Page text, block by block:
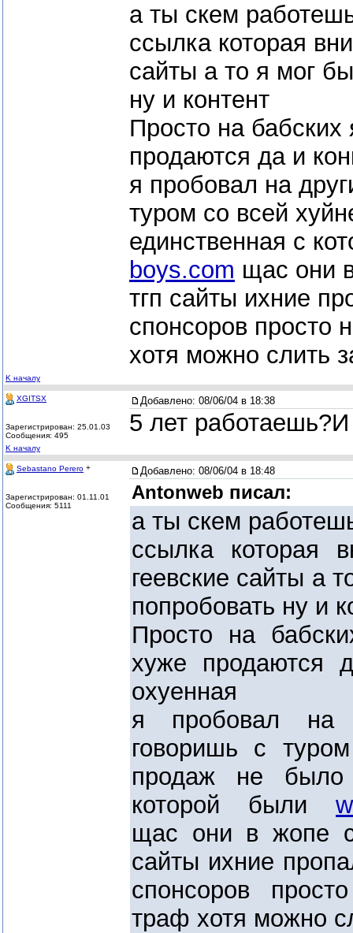
а ты скем
ссылка которая
сайты а то я мог
ну и контент
Просто на
продаются да и
я пробовал на
туром со всей
единственная с
boys.com щас они
тгп сайты ихние
спонсоров просто
хотя можно слить
K началу
XGITSX
Зарегистрирован: 25.01.03
Сообщения: 495
Добавлено: 08/06/04 в 18:38
5 лет
K началу
Sebastano Perero +
Зарегистрирован: 01.11.01
Сообщения: 5111
Добавлено: 08/06/04 в 18:48
Antonweb писал:
а ты скем
ссылка которая
геевские сайты а
попробовать ну и
Просто на
хуже продаются
охуенная
я пробовал на
говоришь с
продаж не было
которой были
щас они в жопе
сайты ихние
спонсоров
траф хотя можно